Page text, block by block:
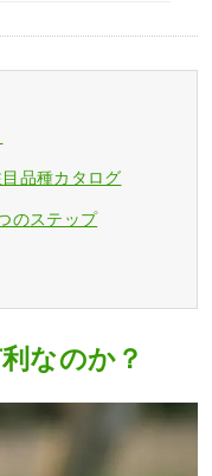
品種カタログ
のステップ
なのか？